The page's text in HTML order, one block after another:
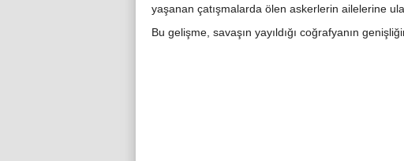
yaşanan çatışmalarda ölen askerlerin ailelerine
Bu gelişme, savaşın yayıldığı coğrafyanın